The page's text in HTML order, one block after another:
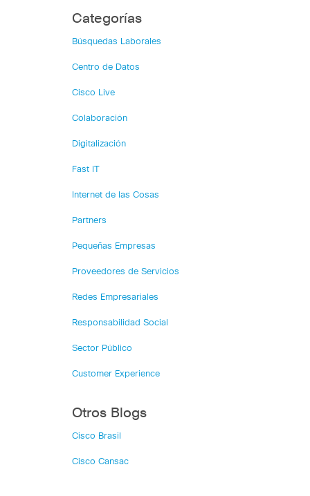
Categorías
Búsquedas Laborales
Centro de Datos
Cisco Live
Colaboración
Digitalización
Fast IT
Internet de las Cosas
Partners
Pequeñas Empresas
Proveedores de Servicios
Redes Empresariales
Responsabilidad Social
Sector Público
Customer Experience
Otros Blogs
Cisco Brasil
Cisco Cansac